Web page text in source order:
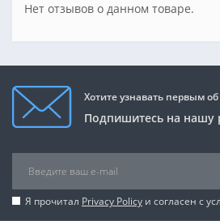
Нет отзывов о данном товаре.
Хотите узнавать первым
Подпишитесь на нашу
Я прочитал Privacy Policy и согласен с